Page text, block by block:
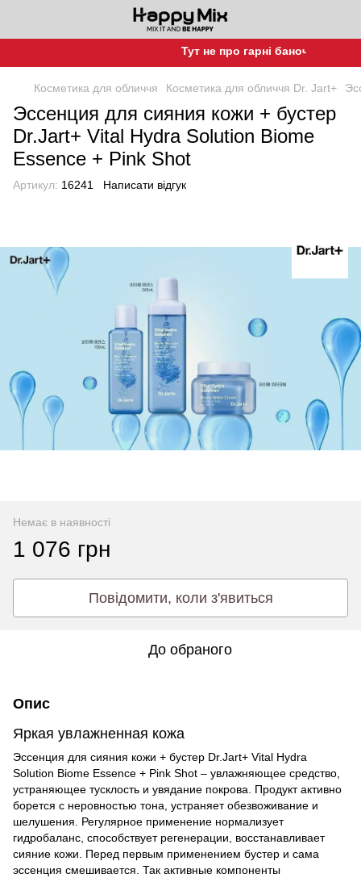
Тут не про гарні баночки, а про
Косметика для обличчя Косметика для обличчя Dr. Jart+
Эссенция для сияния кожи + бустер
Dr.Jart+ Vital Hydra Solution Biome
Essence + Pink Shot
Артикул: 16241 Написати відгук
Немає в наявності
1 076 грн
Повідомити, коли з'явиться
До обраного
Опис
Яркая увлажненная кожа
Эссенция для сияния кожи + бустер Dr.Jart+ Vital Hydra
Solution Biome Essence + Pink Shot – увлажняющее средство,
устраняющее тусклость и увядание покрова. Продукт активно
борется с неровностью тона, устраняет обезвоживание и
шелушения. Регулярное применение нормализует
гидробаланс, способствует регенерации, восстанавливает
сияние кожи. Перед первым применением бустер и сама
эссенция смешивается. Так активные компоненты